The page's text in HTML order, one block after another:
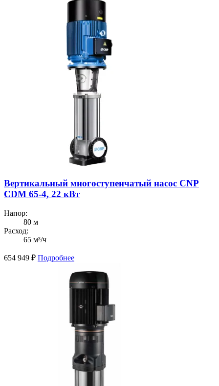
Вертикальный многоступенчатый насос CNP
CDM 65-4, 22 кВт
Напор:
80 м
Расход:
65 м³/ч
654 949 ₽ Подробнее